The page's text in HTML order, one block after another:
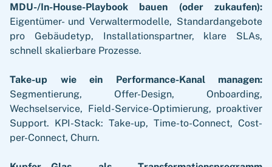
MDU-/In-House-Playbook bauen (oder zukaufen):
Eigentümer- und Verwaltermodelle, Standardangebote
pro Gebäudetyp, Installationspartner, klare SLAs,
schnell skalierbare Prozesse.
Take-up wie ein Performance-Kanal managen:
Segmentierung, Offer-Design, Onboarding,
Wechselservice, Field-Service-Optimierung, proaktiver
Support. KPI-Stack: Take-up, Time-to-Connect, Cost-
per-Connect, Churn.